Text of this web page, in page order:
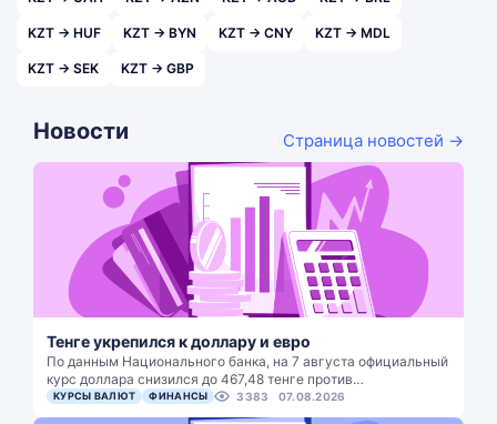
KZT → HUF KZT → BYN KZT → CNY KZT → MDL
KZT → SEK KZT → GBP
Новости Страница новостей →
Тенге укрепился к доллару и евро
По данным Национального банка, на 7 августа официальный
курс доллара снизился до 467,48 тенге против…
КУРСЫ ВАЛЮТ ФИНАНСЫ 3383 07.08.2026